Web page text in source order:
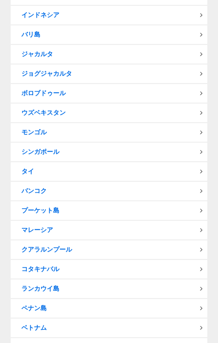
インドネシア
バリ島
ジャカルタ
ジョグジャカルタ
ボロブドゥール
ウズベキスタン
モンゴル
シンガポール
タイ
バンコク
プーケット島
マレーシア
クアラルンプール
コタキナバル
ランカウイ島
ペナン島
ベトナム